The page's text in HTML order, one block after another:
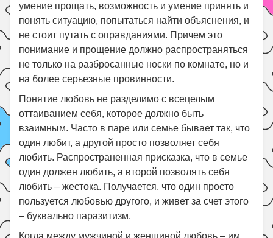
умение прощать, возможность и умение принять и
понять ситуацию, попытаться найти объяснения, и
не стоит путать с оправданиями. Причем это
понимание и прощение должно распространяться
не только на разбросанные носки по комнате, но и
на более серьезные провинности.
Понятие любовь не разделимо с всецелым
оттаиванием себя, которое должно быть
взаимным. Часто в паре или семье бывает так, что
один любит, а другой просто позволяет себя
любить. Распространенная присказка, что в семье
один должен любить, а второй позволять себя
любить – жестока. Получается, что один просто
пользуется любовью другого, и живет за счет этого
– буквально паразитизм.
Когда между мужчиной и женщиной любовь – им